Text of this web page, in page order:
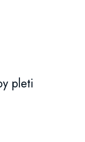
pleti